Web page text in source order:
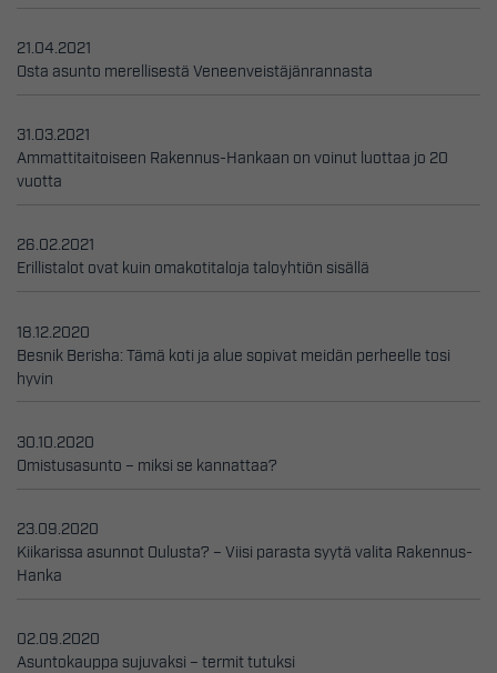
21.04.2021
Osta asunto merellisestä Veneenveistäjänrannasta
31.03.2021
Ammattitaitoiseen Rakennus-Hankaan on voinut luottaa jo 20
vuotta
26.02.2021
Erillistalot ovat kuin omakotitaloja taloyhtiön sisällä
18.12.2020
Besnik Berisha: Tämä koti ja alue sopivat meidän perheelle tosi
hyvin
30.10.2020
Omistusasunto – miksi se kannattaa?
23.09.2020
Kiikarissa asunnot Oulusta? – Viisi parasta syytä valita Rakennus-
Hanka
02.09.2020
Asuntokauppa sujuvaksi – termit tutuksi